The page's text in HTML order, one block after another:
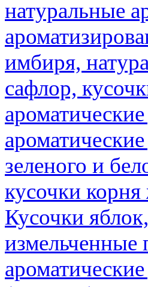
натуральные
имбиря,
сафлор,
зеленого и
кусочки
Кусочки